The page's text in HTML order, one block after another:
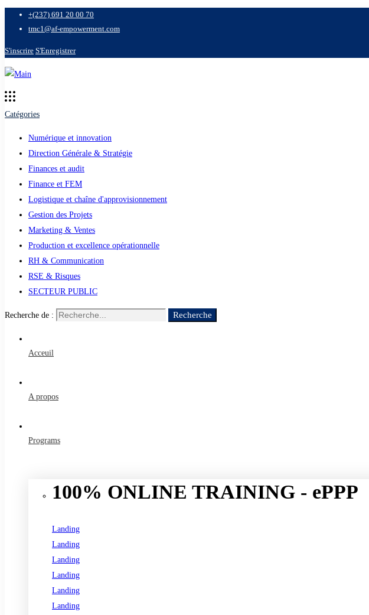
+(237) 691 20 00 70
tmc1@af-empowerment.com
S'inscrire S'Enregistrer
Catégories
Numérique et innovation
Direction Générale & Stratégie
Finances et audit
Finance et FEM
Logistique et chaîne d'approvisionnement
Gestion des Projets
Marketing & Ventes
Production et excellence opérationnelle
RH & Communication
RSE & Risques
SECTEUR PUBLIC
Recherche de : Recherche
Acceuil
A propos
Programs
100% ONLINE TRAINING - ePPP
Landing
Landing
Landing
Landing
Landing
Landing